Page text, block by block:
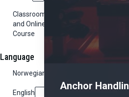
Classroom
and Online
Course
Language
Norwegian
English
Anchor